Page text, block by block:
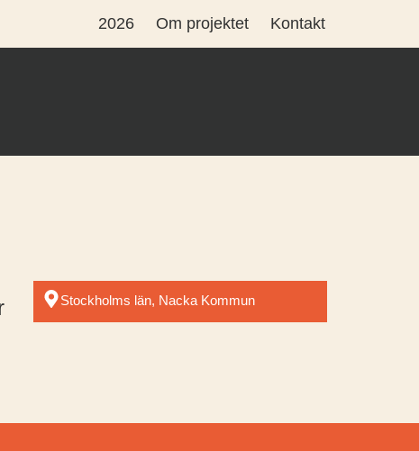
2026 Om projektet Kontakt
Stockholms län, Nacka Kommun